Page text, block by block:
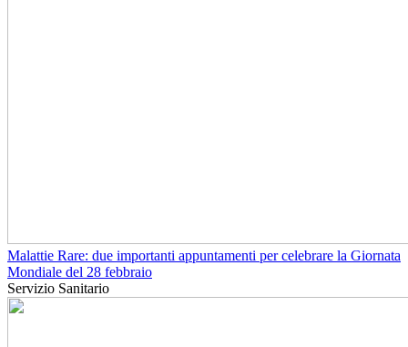
Malattie Rare: due importanti appuntamenti per celebrare la Giornata
Mondiale del 28 febbraio
Servizio Sanitario